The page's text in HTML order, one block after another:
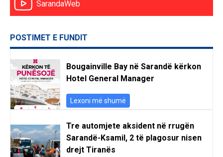
SarandaWeb
POSTIMET E FUNDIT
Bougainville Bay në Sarandë kërkon
Hotel General Manager
Lexoni më shumë
Tre automjete aksident në rrugën
Sarandë-Ksamil, 2 të plagosur nisen
drejt Tiranës